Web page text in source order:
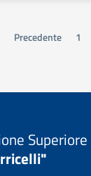
Precedente 1
Superiore